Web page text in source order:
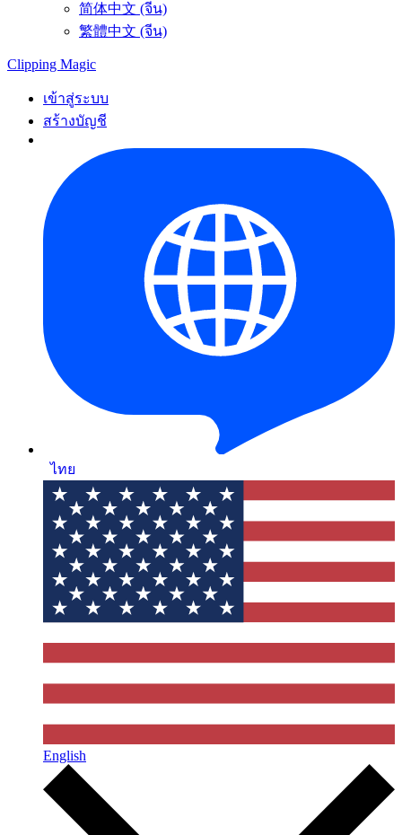
简体中文 (จีน)
繁體中文 (จีน)
Clipping Magic
เข้าสู่ระบบ
สร้างบัญชี
ไทย
English